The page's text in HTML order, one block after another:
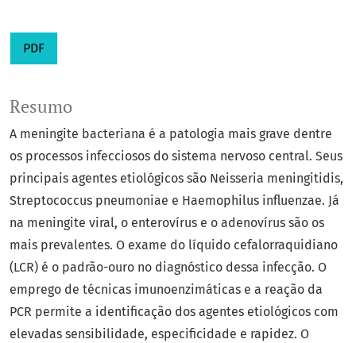
PDF
Resumo
A meningite bacteriana é a patologia mais grave dentre
os processos infecciosos do sistema nervoso central. Seus
principais agentes etiológicos são Neisseria meningitidis,
Streptococcus pneumoniae e Haemophilus influenzae. Já
na meningite viral, o enterovírus e o adenovírus são os
mais prevalentes. O exame do líquido cefalorraquidiano
(LCR) é o padrão-ouro no diagnóstico dessa infecção. O
emprego de técnicas imunoenzimáticas e a reação da
PCR permite a identificação dos agentes etiológicos com
elevadas sensibilidade, especificidade e rapidez. O